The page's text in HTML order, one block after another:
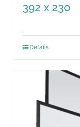
392 x 230
Details